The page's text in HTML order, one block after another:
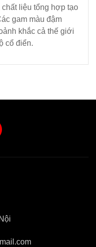
liệu tổng hợp tạo
gam màu đậm
khắc cả thế giới
cổ điển.